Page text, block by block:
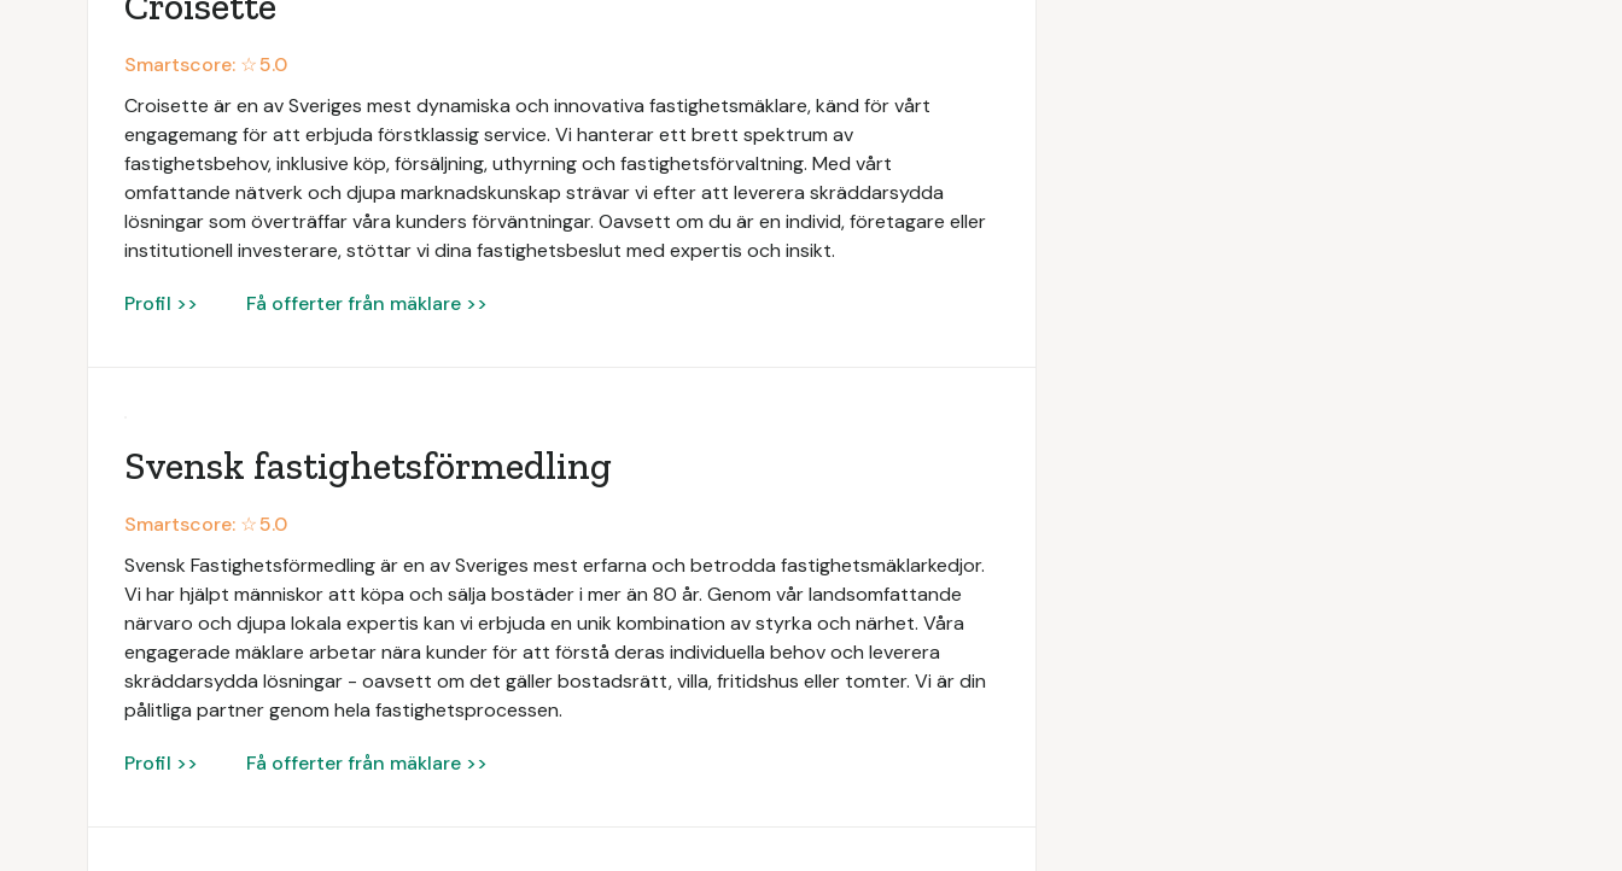
Smartscore: ☆5.0
Croisette är en av Sveriges mest dynamiska och innovativa fastighetsmäklare, känd för vårt
engagemang för att erbjuda förstklassig service. Vi hanterar ett brett spektrum av
fastighetsbehov, inklusive köp, försäljning, uthyrning och fastighetsförvaltning. Med vårt
omfattande nätverk och djupa marknadskunskap strävar vi efter att leverera skräddarsydda
lösningar som överträffar våra kunders förväntningar. Oavsett om du är en individ, företagare eller
institutionell investerare, stöttar vi dina fastighetsbeslut med expertis och insikt.
Profil >> Få offerter från mäklare >>
Svensk fastighetsförmedling
Smartscore: ☆5.0
Svensk Fastighetsförmedling är en av Sveriges mest erfarna och betrodda fastighetsmäklarkedjor.
Vi har hjälpt människor att köpa och sälja bostäder i mer än 80 år. Genom vår landsomfattande
närvaro och djupa lokala expertis kan vi erbjuda en unik kombination av styrka och närhet. Våra
engagerade mäklare arbetar nära kunder för att förstå deras individuella behov och leverera
skräddarsydda lösningar - oavsett om det gäller bostadsrätt, villa, fritidshus eller tomter. Vi är din
pålitliga partner genom hela fastighetsprocessen.
Profil >> Få offerter från mäklare >>